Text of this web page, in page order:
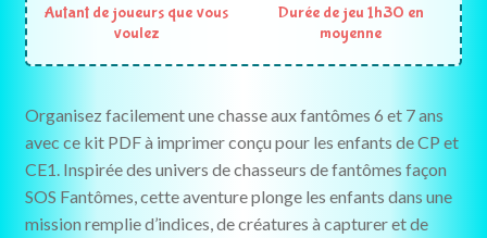
Autant de joueurs que vous
voulez
Durée de jeu 1h30 en
moyenne
Organisez facilement une chasse aux fantômes 6 et 7 ans
avec ce kit PDF à imprimer conçu pour les enfants de CP et
CE1. Inspirée des univers de chasseurs de fantômes façon
SOS Fantômes, cette aventure plonge les enfants dans une
mission remplie d’indices, de créatures à capturer et de